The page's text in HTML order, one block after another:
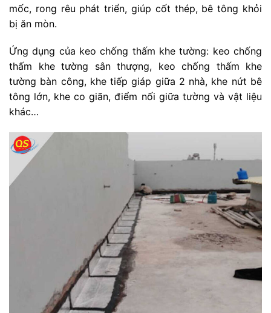
mốc, rong rêu phát triển, giúp cốt thép, bê tông khỏi
bị ăn mòn.
Ứng dụng của keo chống thấm khe tường: keo chống
thấm khe tường sân thượng, keo chống thấm khe
tường bàn công, khe tiếp giáp giữa 2 nhà, khe nứt bê
tông lớn, khe co giãn, điểm nối giữa tường và vật liệu
khác…